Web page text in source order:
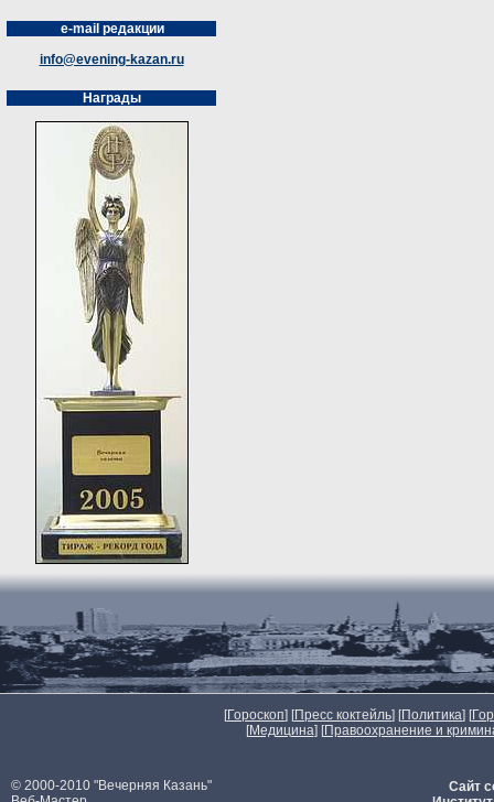
e-mail редакции
info@evening-kazan.ru
Награды
[Гороскоп] [Пресс коктейль] [Политика] [
[Медицина] [Правоохранение и
© 2000-2010 "Вечерняя Казань"
Сайт